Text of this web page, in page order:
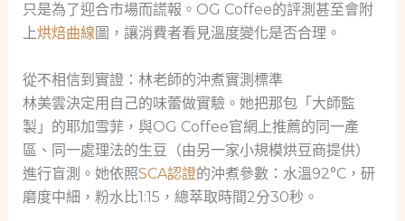
只是為了迎合市場而謊報。OG Coffee的評測甚至會附
上烘焙曲線 圖，讓消費者看見溫度變化是否合理。
從不相信到實證：林老師的沖煮實測標準
林美雲決定用自己的味蕾做實驗。她把那包「大師監
製」的耶加雪菲，與OG Coffee官網上推薦的同一產
區、同一處理法的生豆（由另一家小規模烘豆商提供）
進行盲測。她依照SCA認證的沖煮參數：水溫92°C，研
磨度中細，粉水比1:15，總萃取時間2分30秒。